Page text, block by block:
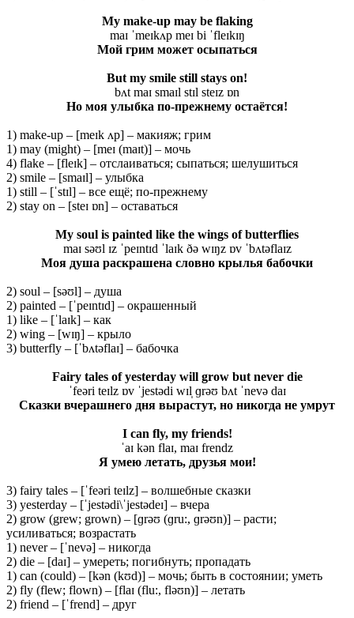
My make-up may be flaking
maɪ ˈmeɪkʌp meɪ bi ˈfleɪkɪŋ
Мойгримможетосыпаться
But my smile still stays on!
bʌt maɪ smaɪl stɪl steɪz ɒn
Но моя улыбка по-прежнему остаётся!
1) make-up – [meɪk ʌp] – макияж; грим
1) may (might) – [meɪ (maɪt)] – мочь
4) flake – [fleɪk] – отслаиваться; сыпаться; шелушиться
2) smile – [smaɪl] – улыбка
1) still – [ˈstɪl] – все ещё; по-прежнему
2) stay on – [steɪ ɒn] – оставаться
My soul is painted like the wings of butterflies
maɪ səʊl ɪz ˈpeɪntɪd ˈlaɪk ðə wɪŋz ɒv ˈbʌtəflaɪz
Моя душа раскрашена словно крылья бабочки
2) soul – [səʊl] – душа
2) painted – [ˈpeɪntɪd] – окрашенный
1) like – [ˈlaɪk] – как
2) wing – [wɪŋ] – крыло
3) butterfly – [ˈbʌtəflaɪ] – бабочка
Fairy tales of yesterday will grow but never die
ˈfeəri teɪlz ɒv ˈjestədi wɪl̩ ɡrəʊ bʌt ˈnevə daɪ
Сказки вчерашнего дня вырастут, но никогда не умрут
I can fly, my friends!
ˈaɪ kən flaɪ, maɪ frendz
Я умею летать, друзья мои!
3) fairy tales – [ˈfeəri teɪlz] – волшебные сказки
3) yesterday – [ˈjestədi\ˈjestədeɪ] – вчера
2) grow (grew; grown) – [ɡrəʊ (ɡru:, ɡrəʊn)] – расти;
усиливаться; возрастать
1) never – [ˈnevə] – никогда
2) die – [daɪ] – умереть; погибнуть; пропадать
1) can (could) – [kən (kʊd)] – мочь; быть в состоянии; уметь
2) fly (flew; flown) – [flaɪ (flu:, fləʊn)] – летать
2) friend – [ˈfrend] – друг